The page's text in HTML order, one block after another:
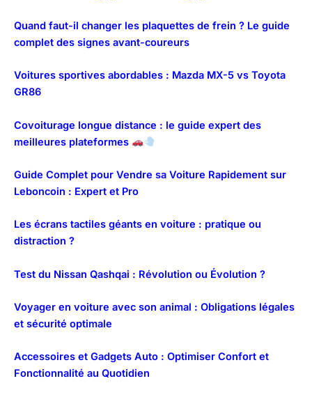
Quand faut-il changer les plaquettes de frein ? Le guide
complet des signes avant-coureurs
Voitures sportives abordables : Mazda MX-5 vs Toyota
GR86
Covoiturage longue distance : le guide expert des
meilleures plateformes
Guide Complet pour Vendre sa Voiture Rapidement sur
Leboncoin : Expert et Pro
Les écrans tactiles géants en voiture : pratique ou
distraction ?
Test du Nissan Qashqai : Révolution ou Évolution ?
Voyager en voiture avec son animal : Obligations légales
et sécurité optimale
Accessoires et Gadgets Auto : Optimiser Confort et
Fonctionnalité au Quotidien